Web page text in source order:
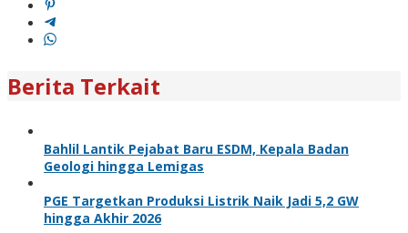
Berita Terkait
Bahlil Lantik Pejabat Baru ESDM, Kepala Badan
Geologi hingga Lemigas
PGE Targetkan Produksi Listrik Naik Jadi 5,2 GW
hingga Akhir 2026